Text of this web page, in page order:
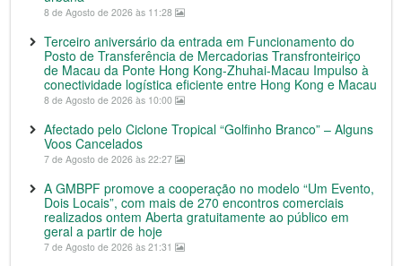
8 de Agosto de 2026 às 11:28
Terceiro aniversário da entrada em Funcionamento do
Posto de Transferência de Mercadorias Transfronteiriço
de Macau da Ponte Hong Kong-Zhuhai-Macau Impulso à
conectividade logística eficiente entre Hong Kong e Macau
8 de Agosto de 2026 às 10:00
Afectado pelo Ciclone Tropical “Golfinho Branco” – Alguns
Voos Cancelados
7 de Agosto de 2026 às 22:27
A GMBPF promove a cooperação no modelo “Um Evento,
Dois Locais”, com mais de 270 encontros comerciais
realizados ontem Aberta gratuitamente ao público em
geral a partir de hoje
7 de Agosto de 2026 às 21:31